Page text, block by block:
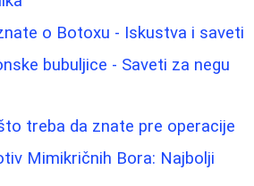
o Botoxu - Iskustva i saveti
bubuljice - Saveti za negu
treba da znate pre operacije
Mimikričnih Bora: Najbolji